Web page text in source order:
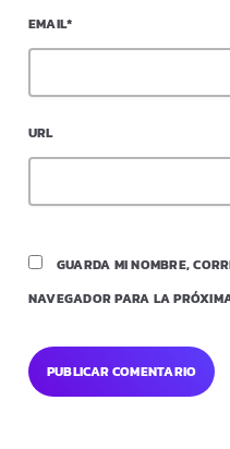
EMAIL*
URL
GUARDA MI NOMBRE,
NAVEGADOR PARA LA